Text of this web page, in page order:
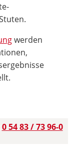
werden
0 54 83 / 73 96-0